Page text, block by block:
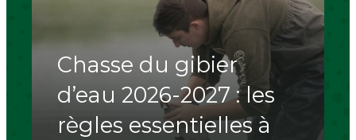
Chasse du gibier
d’eau 2026-2027 : les
règles essentielles à